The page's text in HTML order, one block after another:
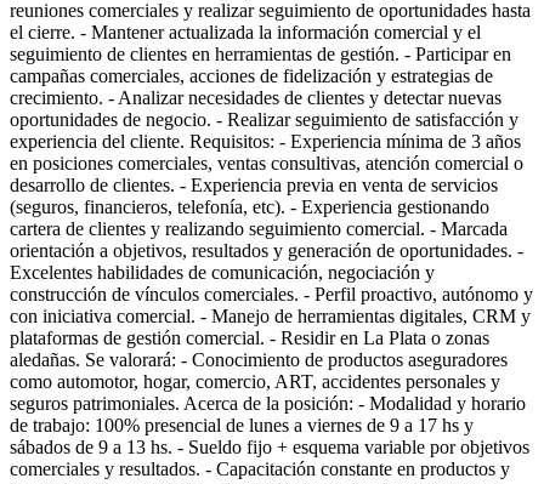
reuniones comerciales y realizar seguimiento de oportunidades hasta
el cierre. - Mantener actualizada la información comercial y el
seguimiento de clientes en herramientas de gestión. - Participar en
campañas comerciales, acciones de fidelización y estrategias de
crecimiento. - Analizar necesidades de clientes y detectar nuevas
oportunidades de negocio. - Realizar seguimiento de satisfacción y
experiencia del cliente. Requisitos: - Experiencia mínima de 3 años
en posiciones comerciales, ventas consultivas, atención comercial o
desarrollo de clientes. - Experiencia previa en venta de servicios
(seguros, financieros, telefonía, etc). - Experiencia gestionando
cartera de clientes y realizando seguimiento comercial. - Marcada
orientación a objetivos, resultados y generación de oportunidades. -
Excelentes habilidades de comunicación, negociación y
construcción de vínculos comerciales. - Perfil proactivo, autónomo y
con iniciativa comercial. - Manejo de herramientas digitales, CRM y
plataformas de gestión comercial. - Residir en La Plata o zonas
aledañas. Se valorará: - Conocimiento de productos aseguradores
como automotor, hogar, comercio, ART, accidentes personales y
seguros patrimoniales. Acerca de la posición: - Modalidad y horario
de trabajo: 100% presencial de lunes a viernes de 9 a 17 hs y
sábados de 9 a 13 hs. - Sueldo fijo + esquema variable por objetivos
comerciales y resultados. - Capacitación constante en productos y